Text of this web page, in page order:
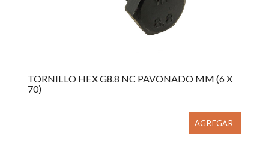
TORNILLO HEX G8.8 NC PAVONADO MM (6 X
70)
AGREGAR